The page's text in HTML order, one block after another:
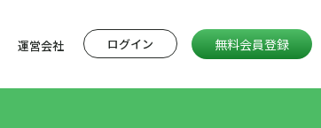
運営会社 ログイン 無料会員登録